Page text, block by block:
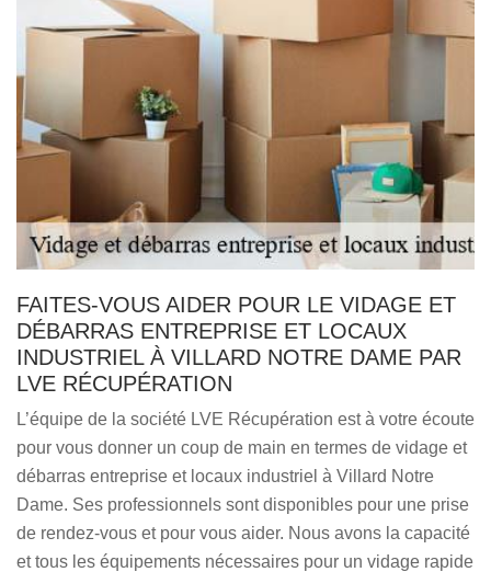
FAITES-VOUS AIDER POUR LE VIDAGE ET
DÉBARRAS ENTREPRISE ET LOCAUX
INDUSTRIEL À VILLARD NOTRE DAME PAR
LVE RÉCUPÉRATION
L’équipe de la société LVE Récupération est à votre écoute
pour vous donner un coup de main en termes de vidage et
débarras entreprise et locaux industriel à Villard Notre
Dame. Ses professionnels sont disponibles pour une prise
de rendez-vous et pour vous aider. Nous avons la capacité
et tous les équipements nécessaires pour un vidage rapide